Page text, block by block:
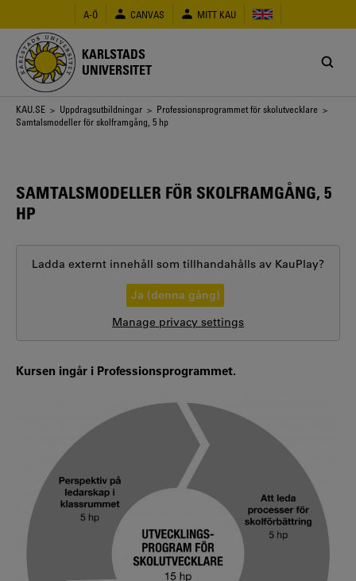
huvudinnehåll
A-Ö CANVAS MITT KAU
KARLSTADS
UNIVERSITET
Länkstig
KAU.SE > Uppdragsutbildningar > Professionsprogrammet för skolutvecklare >
Samtalsmodeller för skolframgång, 5 hp
SAMTALSMODELLER FÖR SKOLFRAMGÅNG, 5
HP
Ladda externt innehåll som tillhandahålls av KauPlay?
Ja (denna gång)
Manage privacy settings
Kursen ingår i Professionsprogrammet.